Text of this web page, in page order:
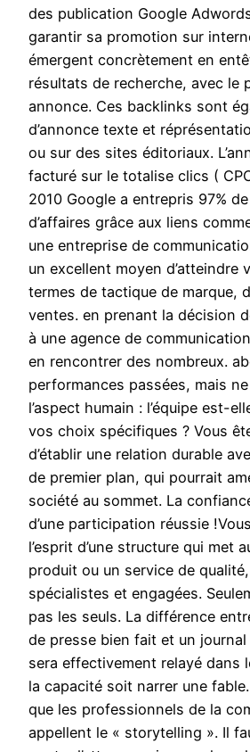
des publication Google
garantir sa promotion sur
émergent concrètement en
résultats de recherche, avec le
annonce. Ces backlinks sont
d’annonce texte et
ou sur des sites éditoriaux.
facturé sur le totalise clics (
2010 Google a entrepris 97%
d’affaires grâce aux liens
une entreprise de
un excellent moyen d’atteindre
termes de tactique de marque,
ventes. en prenant la décision
à une agence de
en rencontrer des nombreux.
performances passées, mais
l’aspect humain : l’équipe est-
vos choix spécifiques ? Vous
d’établir une relation durable
de premier plan, qui pourrait
société au sommet. La
d’une participation réussie
l’esprit d’une structure qui met
produit ou un service de
spécialistes et engagées.
pas les seuls. La différence
de presse bien fait et un
sera effectivement relayé dans
la capacité soit narrer une fable.
que les professionnels de la
appellent le « storytelling ». Il